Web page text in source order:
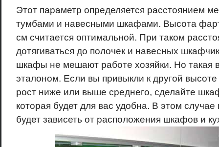
Этот параметр определяется расстоянием
тумбами и навесными шкафами. Высота
см считается оптимальной. При таком
дотягиваться до полочек и навесных
шкафы не мешают работе хозяйки. Но такая
эталоном. Если вы привыкли к другой
рост ниже или выше среднего, сделайте
которая будет для вас удобна. В этом
будет зависеть от расположения шкафов и